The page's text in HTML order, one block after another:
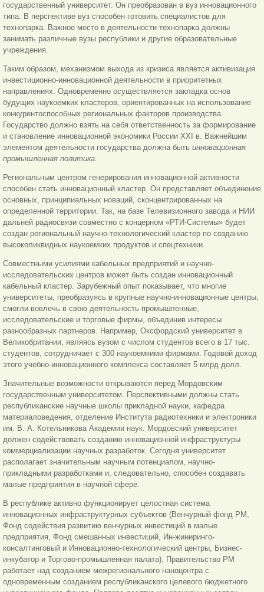
государственный университет. Он преобразован в вуз инновационного
типа. В перспективе вуз способен готовить специалистов для
технопарка. Важное место в деятельности технопарка должны
занимать различные вузы республики и другие образовательные
учреждения.
Таким образом, механизмом выхода из кризиса является активизация
инвестиционно-инновационной деятельности в приоритетных
направлениях. Одновременно осуществляется закладка основ
будущих наукоемких кластеров, ориентированных на использование
конкурентоспособных региональных факторов производства.
Государство должно взять на себя ответственность за формирование
и становление инновационной экономики России XXI в. Важнейшим
элементом деятельности государства должна быть инновационная
промышленная политика.
Региональным центром генерирования инновационной активности
способен стать инновационный кластер. Он представляет объединение
основных, принципиальных новаций, сконцентрированных на
определенной территории. Так, на базе Телевизионного завода и НИИ
дальней радиосвязи совместно с концерном «РТИ-Системы» будет
создан региональный научно-технологический кластер по созданию
высоколиквидных наукоемких продуктов и спецтехники.
Совместными усилиями кабельных предприятий и научно-
исследовательских центров может быть создан инновационный
кабельный кластер. Зарубежный опыт показывает, что многие
университеты, преобразуясь в крупные научно-инновационные центры,
смогли вовлечь в свою деятельность промышленные,
исследовательские и торговые фирмы, объединив интересы
разнообразных партнеров. Например, Оксфордский университет в
Великобритании, являясь вузом с числом студентов всего в 17 тыс.
студентов, сотрудничает с 300 наукоемкими фирмами. Годовой доход
этого учебно-инновационного комплекса составляет 5 млрд долл.
Значительные возможности открываются перед Мордовским
государственным университетом. Перспективными должны стать
республиканские научные школы прикладной науки, кафедра
материаловедения, отделение Института радиотехники и электроники
им. В. А. Котельникова Академии наук. Мордовский университет
должен содействовать созданию инновационной инфраструктуры
коммерциализации научных разработок. Сегодня университет
располагает значительным научным потенциалом, научно-
прикладными разработками и, следовательно, способен создавать
малые предприятия в научной сфере.
В республике активно функционирует целостная система
инновационных инфраструктурных субъектов (Венчурный фонд РМ,
Фонд содействия развитию венчурных инвестиций в малые
предприятия, Фонд смешанных инвестиций, Ин-жиниринго-
консалтинговый и Инновационно-технологический центры, Бизнес-
инкубатор и Торгово-промышленная палата). Правительство РМ
работает над созданием межрегионального наноцентра с
одновременным созданием республиканского целевого бюджетного